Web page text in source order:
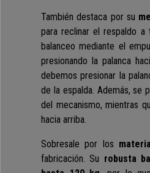
También destaca por su
para reclinar el respaldo a
balanceo mediante el
presionando la palanca
debemos presionar la
de la espalda. Además, se
del mecanismo, mientras
hacia arriba.
Sobresale por los
fabricación. Su robusta